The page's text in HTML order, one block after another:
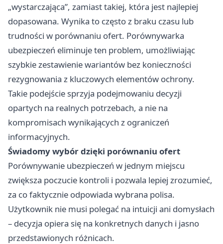
„wystarczająca”, zamiast takiej, która jest najlepiej
dopasowana. Wynika to często z braku czasu lub
trudności w porównaniu ofert. Porównywarka
ubezpieczeń eliminuje ten problem, umożliwiając
szybkie zestawienie wariantów bez konieczności
rezygnowania z kluczowych elementów ochrony.
Takie podejście sprzyja podejmowaniu decyzji
opartych na realnych potrzebach, a nie na
kompromisach wynikających z ograniczeń
informacyjnych.
Świadomy wybór dzięki porównaniu ofert
Porównywanie ubezpieczeń w jednym miejscu
zwiększa poczucie kontroli i pozwala lepiej zrozumieć,
za co faktycznie odpowiada wybrana polisa.
Użytkownik nie musi polegać na intuicji ani domysłach
– decyzja opiera się na konkretnych danych i jasno
przedstawionych różnicach.